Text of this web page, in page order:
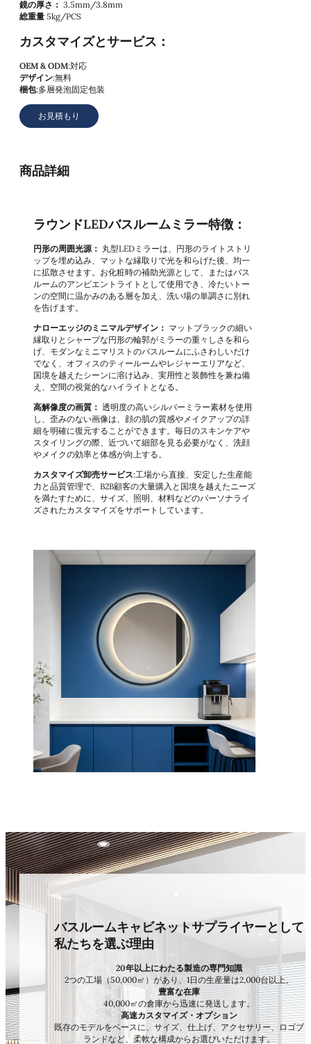
鏡の厚さ： 3.5mm/3.8mm
総重量 5kg/PCS
カスタマイズとサービス：
OEM & ODM:対応
デザイン:無料
梱包:多層発泡固定包装
お見積もり
商品詳細
ラウンドLEDバスルームミラー特徴：
円形の周囲光源： 丸型LEDミラーは、円形のライトストリ
ップを埋め込み、マットな縁取りで光を和らげた後、均一
に拡散させます。お化粧時の補助光源として、またはバス
ルームのアンビエントライトとして使用でき、冷たいトー
ンの空間に温かみのある層を加え、洗い場の単調さに別れ
を告げます。
ナローエッジのミニマルデザイン： マットブラックの細い
縁取りとシャープな円形の輪郭がミラーの重々しさを和ら
げ、モダンなミニマリストのバスルームにふさわしいだけ
でなく、オフィスのティールームやレジャーエリアなど、
国境を越えたシーンに溶け込み、実用性と装飾性を兼ね備
え、空間の視覚的なハイライトとなる。
高解像度の画質： 透明度の高いシルバーミラー素材を使用
し、歪みのない画像は、顔の肌の質感やメイクアップの詳
細を明確に復元することができます。毎日のスキンケアや
スタイリングの際、近づいて細部を見る必要がなく、洗顔
やメイクの効率と体感が向上する。
カスタマイズ卸売サービス:工場から直接、安定した生産能
力と品質管理で、B2B顧客の大量購入と国境を越えたニーズ
を満たすために、サイズ、照明、材料などのパーソナライ
ズされたカスタマイズをサポートしています。
バスルームキャビネットサプライヤーとして
私たちを選ぶ理由
20年以上にわたる製造の専門知識
2つの工場（50,000㎡）があり、1日の生産量は2,000台以上。
豊富な在庫
40,000㎡の倉庫から迅速に発送します。
高速カスタマイズ・オプション
既存のモデルをベースに、サイズ、仕上げ、アクセサリー、ロゴブ
ランドなど、柔軟な構成からお選びいただけます。